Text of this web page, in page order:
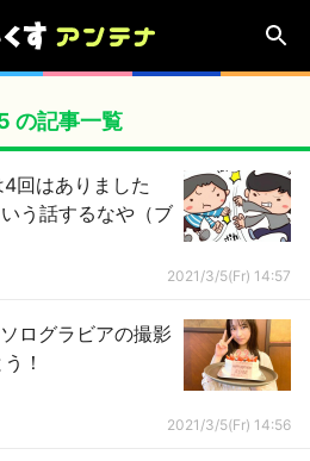
の記事一覧
回はありました
う話するなや（ブ
2021/3/5(Fr) 14:57
ログラビアの撮影
！
2021/3/5(Fr) 14:56